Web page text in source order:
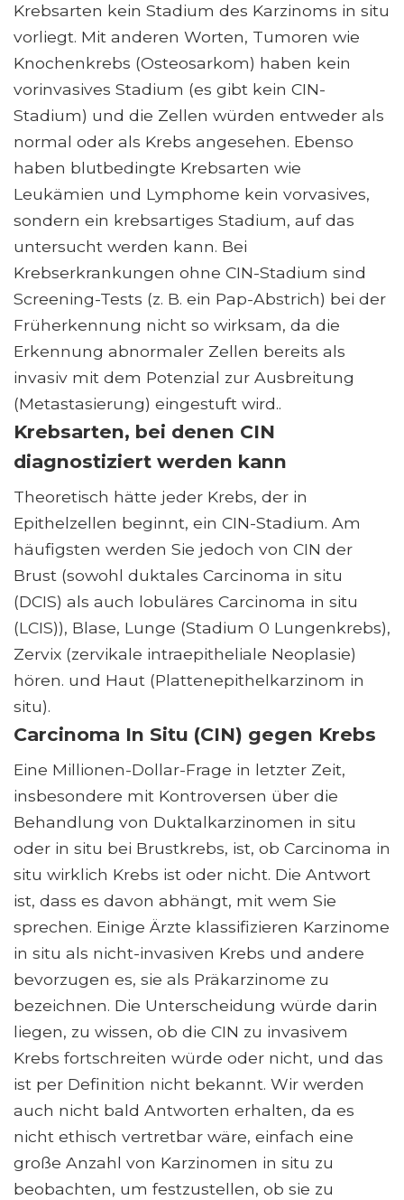
Krebsarten kein Stadium des Karzinoms in situ
vorliegt. Mit anderen Worten, Tumoren wie
Knochenkrebs (Osteosarkom) haben kein
vorinvasives Stadium (es gibt kein CIN-
Stadium) und die Zellen würden entweder als
normal oder als Krebs angesehen. Ebenso
haben blutbedingte Krebsarten wie
Leukämien und Lymphome kein vorvasives,
sondern ein krebsartiges Stadium, auf das
untersucht werden kann. Bei
Krebserkrankungen ohne CIN-Stadium sind
Screening-Tests (z. B. ein Pap-Abstrich) bei der
Früherkennung nicht so wirksam, da die
Erkennung abnormaler Zellen bereits als
invasiv mit dem Potenzial zur Ausbreitung
(Metastasierung) eingestuft wird..
Krebsarten, bei denen CIN
diagnostiziert werden kann
Theoretisch hätte jeder Krebs, der in
Epithelzellen beginnt, ein CIN-Stadium. Am
häufigsten werden Sie jedoch von CIN der
Brust (sowohl duktales Carcinoma in situ
(DCIS) als auch lobuläres Carcinoma in situ
(LCIS)), Blase, Lunge (Stadium 0 Lungenkrebs),
Zervix (zervikale intraepitheliale Neoplasie)
hören. und Haut (Plattenepithelkarzinom in
situ).
Carcinoma In Situ (CIN) gegen Krebs
Eine Millionen-Dollar-Frage in letzter Zeit,
insbesondere mit Kontroversen über die
Behandlung von Duktalkarzinomen in situ
oder in situ bei Brustkrebs, ist, ob Carcinoma in
situ wirklich Krebs ist oder nicht. Die Antwort
ist, dass es davon abhängt, mit wem Sie
sprechen. Einige Ärzte klassifizieren Karzinome
in situ als nicht-invasiven Krebs und andere
bevorzugen es, sie als Präkarzinome zu
bezeichnen. Die Unterscheidung würde darin
liegen, zu wissen, ob die CIN zu invasivem
Krebs fortschreiten würde oder nicht, und das
ist per Definition nicht bekannt. Wir werden
auch nicht bald Antworten erhalten, da es
nicht ethisch vertretbar wäre, einfach eine
große Anzahl von Karzinomen in situ zu
beobachten, um festzustellen, ob sie zu